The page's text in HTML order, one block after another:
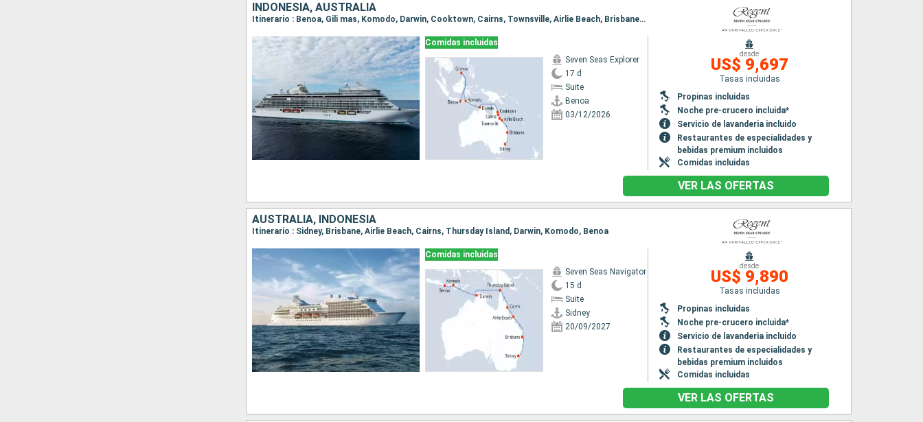
INDONESIA, AUSTRALIA
Itinerario : Benoa, Gili mas, Komodo, Darwin, Cooktown, Cairns, Townsville, Airlie Beach, Brisbane, Sidney
Comidas incluidas
Seven Seas Explorer
17 d
Suite
Benoa
03/12/2026
desde
US$ 9,697
Tasas incluidas
Propinas incluidas
Noche pre-crucero incluida*
Servicio de lavanderia incluido
Restaurantes de especialidades y
bebidas premium incluidos
Comidas incluidas
VER LAS OFERTAS
AUSTRALIA, INDONESIA
Itinerario : Sidney, Brisbane, Airlie Beach, Cairns, Thursday Island, Darwin, Komodo, Benoa
Comidas incluidas
Seven Seas Navigator
15 d
Suite
Sidney
20/09/2027
desde
US$ 9,890
Tasas incluidas
Propinas incluidas
Noche pre-crucero incluida*
Servicio de lavanderia incluido
Restaurantes de especialidades y
bebidas premium incluidos
Comidas incluidas
VER LAS OFERTAS